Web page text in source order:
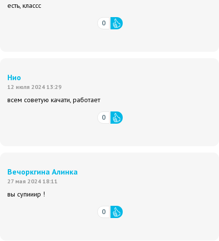
есть, классс
0
Hио
12 июля 2024 13:29
всем советую качати, работает
0
Вечоркгина Алинка
27 мая 2024 18:11
вы супииир !
0